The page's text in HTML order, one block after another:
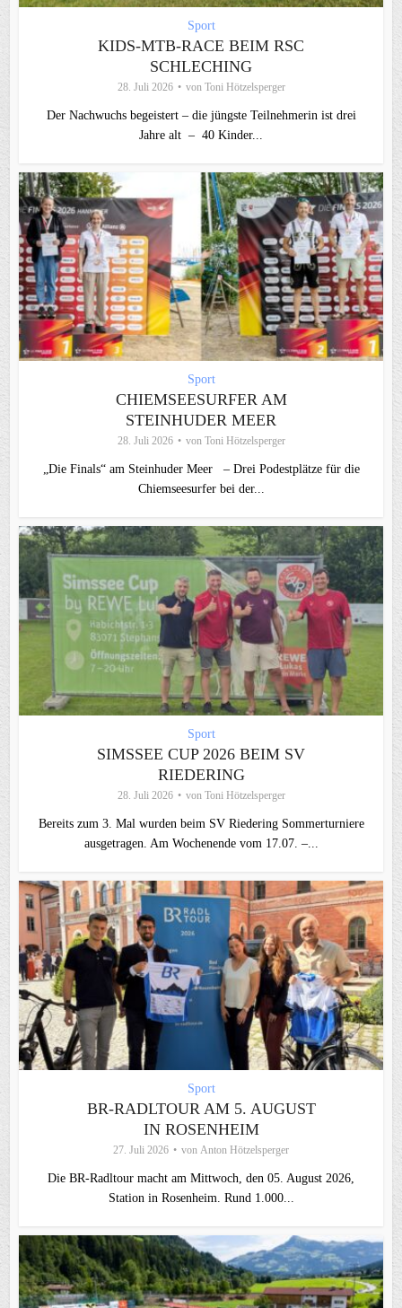
Sport
KIDS-MTB-RACE BEIM RSC
SCHLECHING
28. Juli 2026 von Toni Hötzelsperger
Der Nachwuchs begeistert – die jüngste Teilnehmerin ist drei
Jahre alt – 40 Kinder...
Sport
CHIEMSEESURFER AM
STEINHUDER MEER
28. Juli 2026 von Toni Hötzelsperger
„Die Finals“ am Steinhuder Meer – Drei Podestplätze für die
Chiemseesurfer bei der...
Sport
SIMSSEE CUP 2026 BEIM SV
RIEDERING
28. Juli 2026 von Toni Hötzelsperger
Bereits zum 3. Mal wurden beim SV Riedering Sommerturniere
ausgetragen. Am Wochenende vom 17.07. –...
Sport
BR-RADLTOUR AM 5. AUGUST
IN ROSENHEIM
27. Juli 2026 von Anton Hötzelsperger
Die BR-Radltour macht am Mittwoch, den 05. August 2026,
Station in Rosenheim. Rund 1.000...